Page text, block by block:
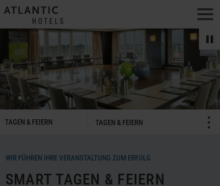
Tagen
Feiern
Navigation
TAGEN & FEIERN TAGEN & FEIERN Menü öffnen/
WIR FÜHREN IHRE VERANSTALTUNG ZUM ERFOLG
SMART TAGEN & FEIERN